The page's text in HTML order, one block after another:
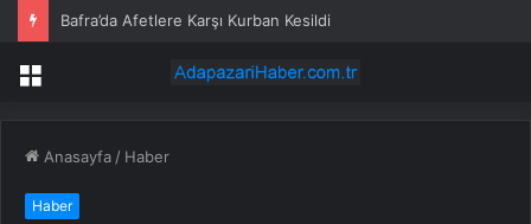
Bafra’da Afetlere Karşı Kurban Kesildi
Menü
Anasayfa / Haber
Haber